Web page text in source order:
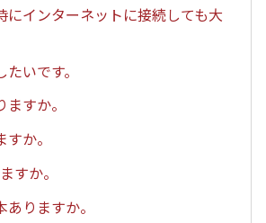
にインターネットに接続しても大
いです。
すか。
か。
すか。
りますか。